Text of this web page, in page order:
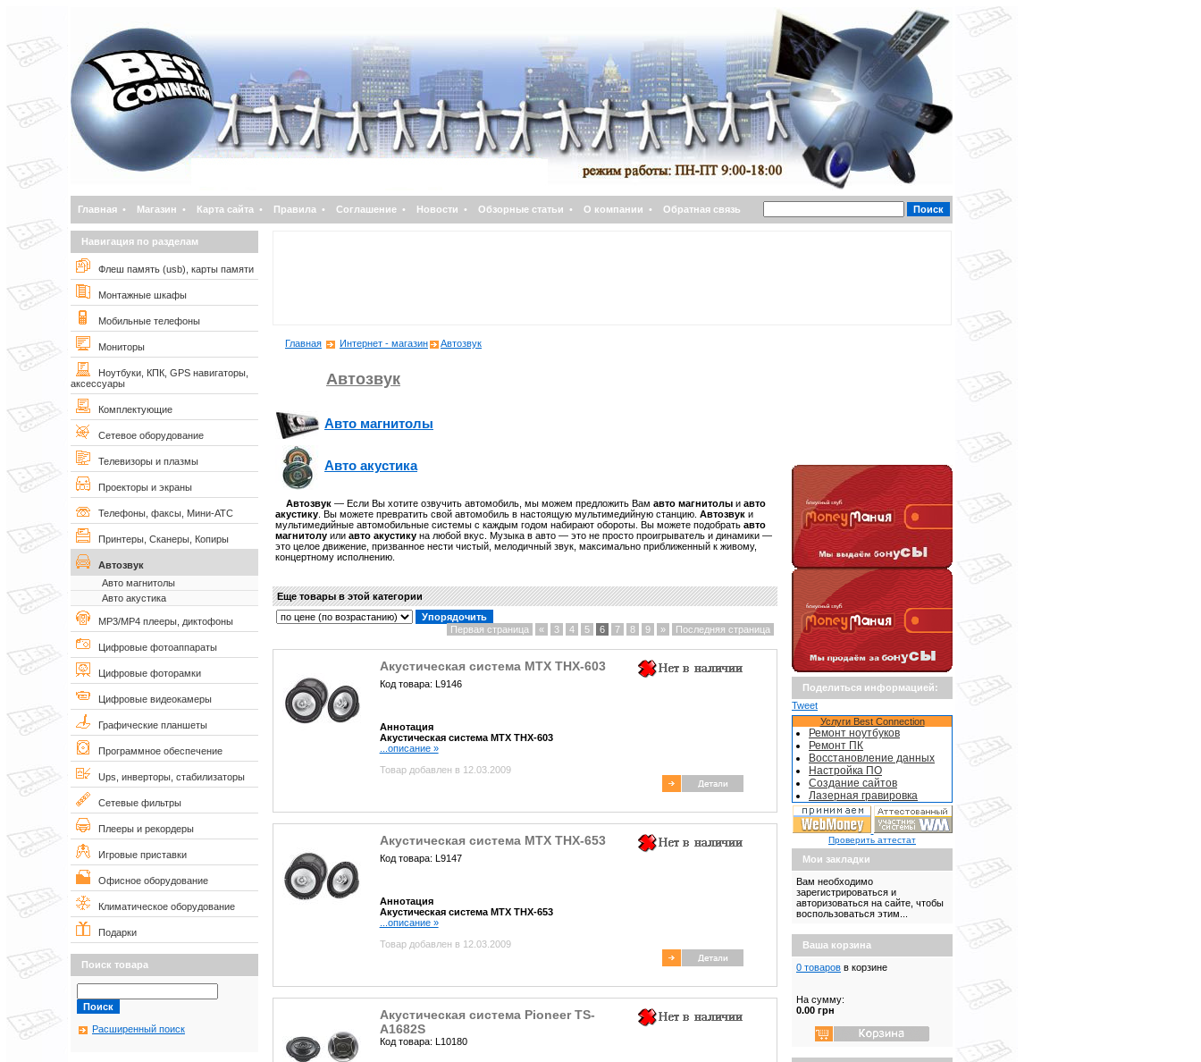
Главная • Магазин • Карта сайта • Правила • Соглашение • Новости • Обзорные статьи • О компании • Обратная связь
Навигация по разделам
Флеш память (usb), карты памяти
Монтажные шкафы
Мобильные телефоны
Мониторы
Ноутбуки, КПК, GPS навигаторы,
аксессуары
Комплектующие
Сетевое оборудование
Телевизоры и плазмы
Проекторы и экраны
Телефоны, факсы, Мини-АТС
Принтеры, Сканеры, Копиры
Автозвук
Авто магнитолы
Авто акустика
MP3/MP4 плееры, диктофоны
Цифровые фотоаппараты
Цифровые фоторамки
Цифровые видеокамеры
Графические планшеты
Программное обеспечение
Ups, инверторы, стабилизаторы
Сетевые фильтры
Плееры и рекордеры
Игровые приставки
Офисное оборудование
Климатическое оборудование
Подарки
Поиск товара
Расширенный поиск
Главная Интернет - магазин Автозвук
Автозвук
Авто магнитолы
Авто акустика
Автозвук — Если Вы хотите озвучить автомобиль, мы можем предложить Вам авто магнитолы и авто
акустику . Вы можете превратить свой автомобиль в настоящую мультимедийную станцию. Автозвук и
мультимедийные автомобильные системы с каждым годом набирают обороты. Вы можете подобрать авто
магнитолу или авто акустику на любой вкус. Музыка в авто — это не просто проигрыватель и динамики —
это целое движение, призванное нести чистый, мелодичный звук, максимально приближенный к живому,
концертному исполнению.
Еще товары в этой категории
Первая страница « 3 4 5 6 7 8 9 » Последняя страница
Акустическая система MTX THX-603
Код товара: L9146
Аннотация
Акустическая система MTX THX-603
...описание »
Товар добавлен в 12.03.2009
Акустическая система MTX THX-653
Код товара: L9147
Аннотация
Акустическая система MTX THX-653
...описание »
Товар добавлен в 12.03.2009
Акустическая система Pioneer TS-
A1682S
Код товара: L10180
Поделиться информацией:
Tweet
Услуги Best Connection
Ремонт ноутбуков
Ремонт ПК
Восстановление данных
Настройка ПО
Создание сайтов
Лазерная гравировка
Проверить аттестат
Мои закладки
Вам необходимо
зарегистрироваться и
авторизоваться на сайте, чтобы
воспользоваться этим...
Ваша корзина
0 товаров в корзине
На сумму:
0.00 грн